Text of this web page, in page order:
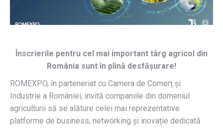
Înscrierile pentru cel mai important târg agricol din
România sunt în plină desfășurare!
ROMEXPO, în parteneriat cu Camera de Comerț și
Industrie a României, invită companiile din domeniul
agriculturii să se alăture celei mai reprezentative
platforme de business, networking și inovație dedicată